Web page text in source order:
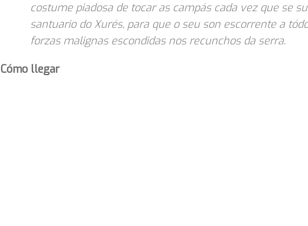
costume piadosa de tocar as campás cada vez que se
santuario do Xurés, para que o seu son escorrente a
forzas malignas escondidas nos recunchos da serra.
Cómo llegar